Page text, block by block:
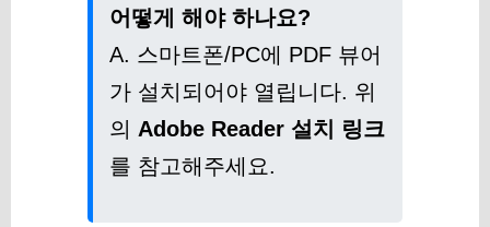
어떻게 해야 하나요?
A. 스마트폰/PC에 PDF 뷰어
가 설치되어야 열립니다. 위
의 Adobe Reader 설치 링크
를 참고해주세요.